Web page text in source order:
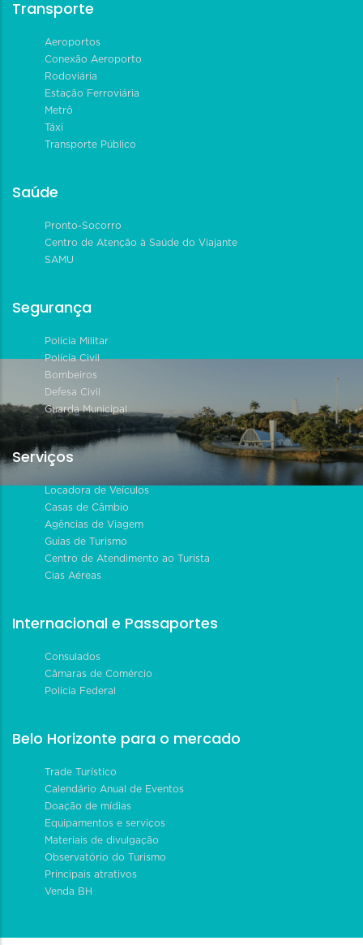
Transporte
Aeroportos
Conexão Aeroporto
Rodoviária
Estação Ferroviária
Metrô
Táxi
Transporte Público
Saúde
Pronto-Socorro
Centro de Atenção à Saúde do Viajante
SAMU
Segurança
Polícia Militar
Polícia Civil
Bombeiros
Defesa Civil
Guarda Municipal
Serviços
Locadora de Veículos
Casas de Câmbio
Agências de Viagem
Guias de Turismo
Centro de Atendimento ao Turista
Cias Aéreas
Internacional e Passaportes
Consulados
Câmaras de Comércio
Polícia Federal
Belo Horizonte para o mercado
Trade Turístico
Calendário Anual de Eventos
Doação de mídias
Equipamentos e serviços
Materiais de divulgação
Observatório do Turismo
Principais atrativos
Venda BH